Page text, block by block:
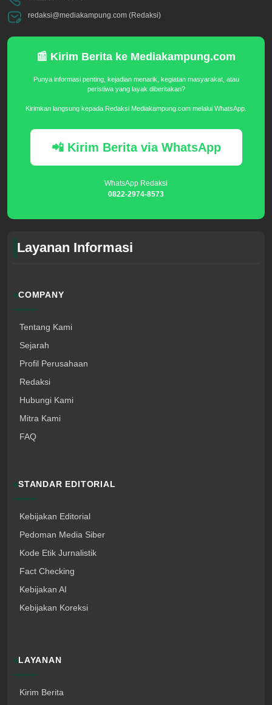
redaksi@mediakampung.com (Redaksi)
📰 Kirim Berita ke Mediakampung.com
Punya informasi penting, kejadian menarik, kegiatan masyarakat, atau
peristiwa yang layak diberitakan?
Kirimkan langsung kepada Redaksi Mediakampung.com melalui WhatsApp.
📲 Kirim Berita via WhatsApp
WhatsApp Redaksi
0822-2974-8573
Layanan Informasi
COMPANY
Tentang Kami
Sejarah
Profil Perusahaan
Redaksi
Hubungi Kami
Mitra Kami
FAQ
STANDAR EDITORIAL
Kebijakan Editorial
Pedoman Media Siber
Kode Etik Jurnalistik
Fact Checking
Kebijakan AI
Kebijakan Koreksi
LAYANAN
Kirim Berita